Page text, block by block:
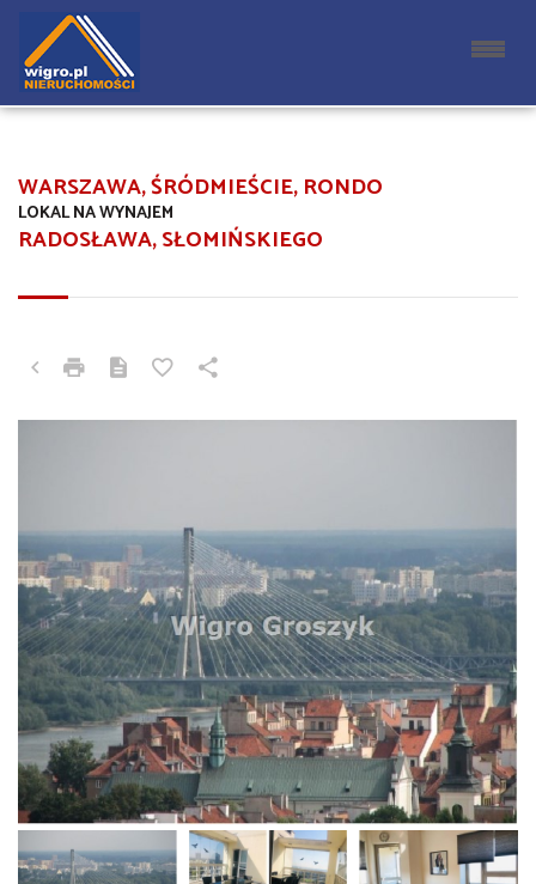
WARSZAWA, ŚRÓDMIEŚCIE, RONDO
RADOSŁAWA, SŁOMIŃSKIEGO
LOKAL NA WYNAJEM